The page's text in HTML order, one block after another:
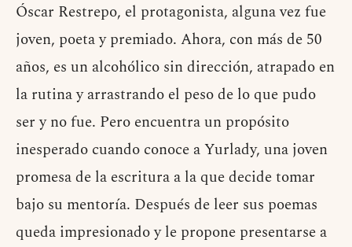
Óscar Restrepo, el protagonista, alguna vez fue
joven, poeta y premiado. Ahora, con más de 50
años, es un alcohólico sin dirección, atrapado en
la rutina y arrastrando el peso de lo que pudo
ser y no fue. Pero encuentra un propósito
inesperado cuando conoce a Yurlady, una joven
promesa de la escritura a la que decide tomar
bajo su mentoría. Después de leer sus poemas
queda impresionado y le propone presentarse a